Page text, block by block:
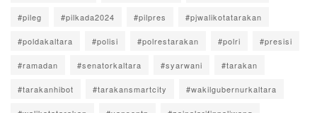
#pileg #pilkada2024 #pilpres #pjwalikotatarakan
#poldakaltara #polisi #polrestarakan #polri #presisi
#ramadan #senatorkaltara #syarwani #tarakan
#tarakanhibot #tarakansmartcity #wakilgubernurkaltara